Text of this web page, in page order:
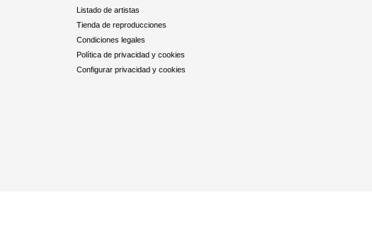
Listado de artistas
Tienda de reproducciones
Condiciones legales
Política de privacidad y cookies
Configurar privacidad y cookies